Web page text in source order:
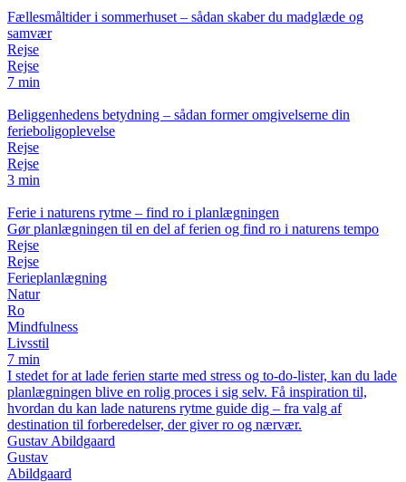
Fællesmåltider i sommerhuset – sådan skaber du madglæde og
samvær
Rejse
Rejse
7 min
Beliggenhedens betydning – sådan former omgivelserne din
ferieboligoplevelse
Rejse
Rejse
3 min
Ferie i naturens rytme – find ro i planlægningen
Gør planlægningen til en del af ferien og find ro i naturens tempo
Rejse
Rejse
Ferieplanlægning
Natur
Ro
Mindfulness
Livsstil
7 min
I stedet for at lade ferien starte med stress og to-do-lister, kan du lade
planlægningen blive en rolig proces i sig selv. Få inspiration til,
hvordan du kan lade naturens rytme guide dig – fra valg af
destination til forberedelser, der giver ro og nærvær.
Gustav Abildgaard
Gustav
Abildgaard